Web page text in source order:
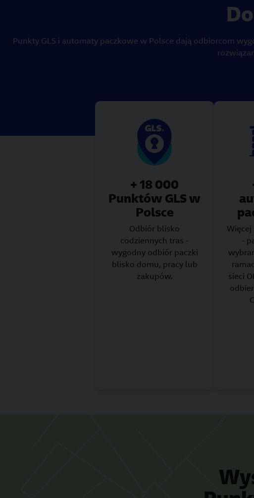
Punkty GLS i automaty paczkowe w Polsce dają odbiorcom
+ 18 000
Punktów GLS w
Polsce
Odbiór blisko
codziennych tras -
wygodny odbiór paczki
blisko domu, pracy lub
zakupów.
-
sieci